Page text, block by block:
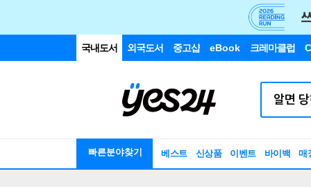
국내도서 외국도서 중고샵 eBook 크레마클럽
빠른분야찾기 베스트 신상품 이벤트 바이백 매